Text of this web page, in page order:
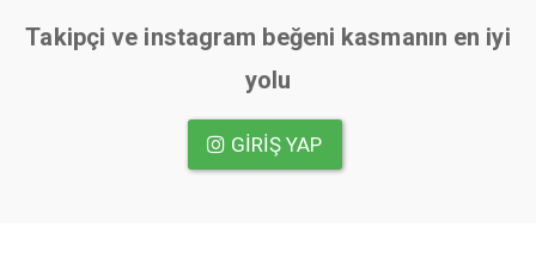
Takipçi ve instagram beğeni kasmanın en iyi
yolu
GIRIŞ YAP